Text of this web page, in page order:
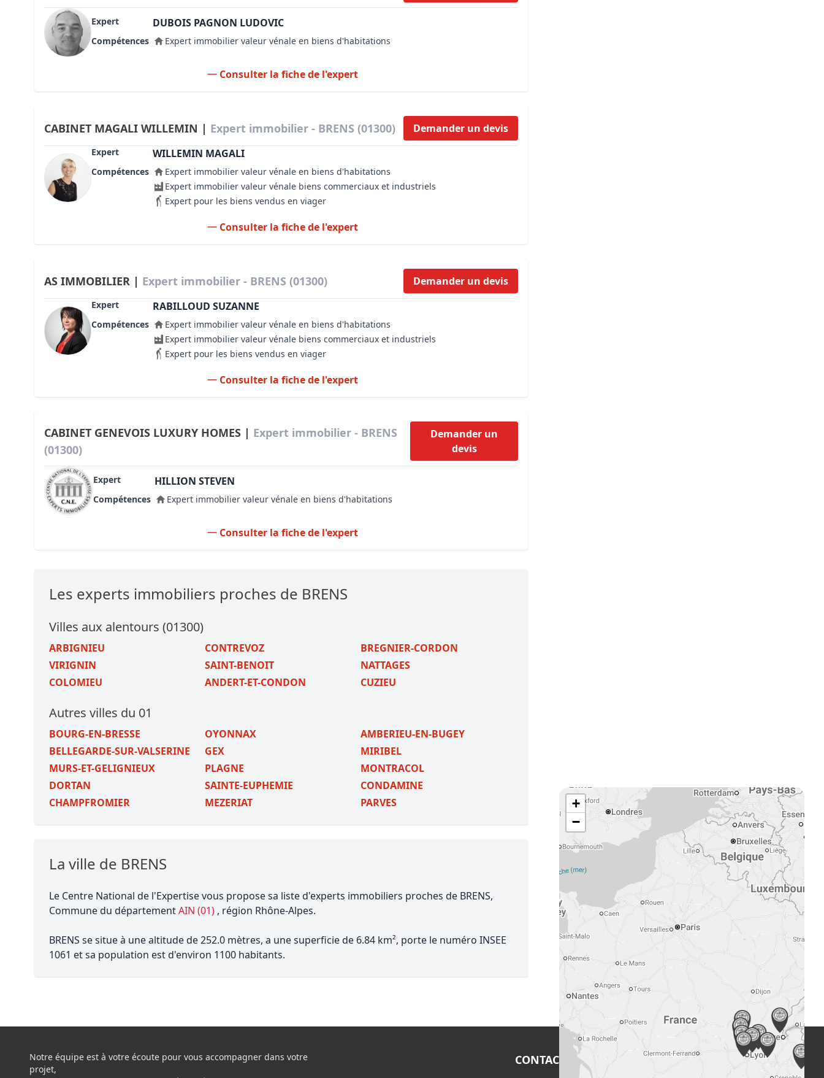
Expert DUBOIS PAGNON LUDOVIC
Compétences Expert immobilier valeur vénale en biens d'habitations
Consulter la fiche de l'expert
CABINET MAGALI WILLEMIN | Expert immobilier - BRENS (01300) Demander un devis
Expert WILLEMIN MAGALI
Compétences
Expert immobilier valeur vénale en biens d'habitations
Expert immobilier valeur vénale biens commerciaux et industriels
Expert pour les biens vendus en viager
Consulter la fiche de l'expert
AS IMMOBILIER | Expert immobilier - BRENS (01300) Demander un devis
Expert RABILLOUD SUZANNE
Compétences
Expert immobilier valeur vénale en biens d'habitations
Expert immobilier valeur vénale biens commerciaux et industriels
Expert pour les biens vendus en viager
Consulter la fiche de l'expert
CABINET GENEVOIS LUXURY HOMES | Expert immobilier - BRENS
(01300)
Demander un
devis
Expert HILLION STEVEN
Compétences Expert immobilier valeur vénale en biens d'habitations
Consulter la fiche de l'expert
Les experts immobiliers proches de BRENS
Villes aux alentours (01300)
ARBIGNIEU CONTREVOZ
BREGNIER-CORDON
VIRIGNIN
SAINT-BENOIT
NATTAGES
COLOMIEU
ANDERT-ET-CONDON CUZIEU
Autres villes du 01
BOURG-EN-BRESSE OYONNAX
AMBERIEU-EN-BUGEY
BELLEGARDE-SUR-VALSERINE
GEX
MIRIBEL
MURS-ET-GELIGNIEUX
PLAGNE
MONTRACOL
DORTAN
SAINTE-EUPHEMIE
CONDAMINE
CHAMPFROMIER
MEZERIAT PARVES
La ville de BRENS
Le Centre National de l'Expertise vous propose sa liste d'experts immobiliers proches de BRENS,
Commune du départementAIN (01) , région Rhône-Alpes.
BRENS se situe à une altitude de 252.0 mètres, a une superficie de 6.84 km², porte le numéro INSEE
1061 et sa population est d'environ 1100 habitants.
+
−
Notre équipe est à votre écoute pour vous accompagner dans votre
projet,
CONTACT EN SAVOIR PLUS